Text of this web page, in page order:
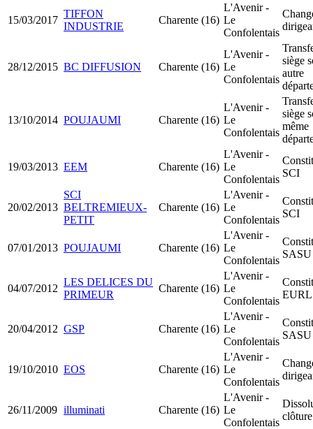
15/03/2017
TIFFON
INDUSTRIE
Charente (16)
L'Avenir -
Le
Confolentais
28/12/2015 BC DIFFUSION Charente (16)
L'Avenir -
Le
Confolentais
siège
autre
13/10/2014 POUJAUMI Charente (16)
L'Avenir -
Le
Confolentais
siège
même
19/03/2013 EEM Charente (16)
L'Avenir -
Le
Confolentais
SCI
20/02/2013
SCI
BELTREMIEUX-
PETIT
Charente (16)
L'Avenir -
Le
Confolentais
SCI
07/01/2013 POUJAUMI Charente (16)
L'Avenir -
Le
Confolentais
SASU
04/07/2012
LES DELICES DU
PRIMEUR
Charente (16)
L'Avenir -
Le
Confolentais
EURL
20/04/2012 GSP Charente (16)
L'Avenir -
Le
Confolentais
SASU
19/10/2010 EOS Charente (16)
L'Avenir -
Le
Confolentais
26/11/2009 illuminati Charente (16)
L'Avenir -
Le
Confolentais
clôture